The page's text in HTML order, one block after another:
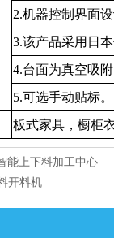
2.机器控制界面
3.该产品采用日
4.台面为真空吸
5.可选手动贴标。
板式家具，橱柜
能上下料加工中心
开料机